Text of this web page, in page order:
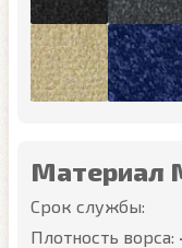
Материал
Срок службы:
Плотность ворса: